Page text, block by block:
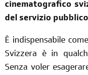
cinematografico
del servizio
È indispensabile
Svizzera è in
Senza voler